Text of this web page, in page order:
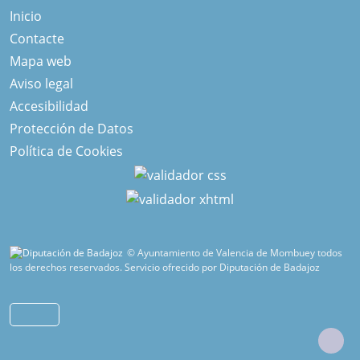
Inicio
Contacte
Mapa web
Aviso legal
Accesibilidad
Protección de Datos
Política de Cookies
© Ayuntamiento de Valencia de Mombuey todos
los derechos reservados.Servicio ofrecido por Diputación de Badajoz